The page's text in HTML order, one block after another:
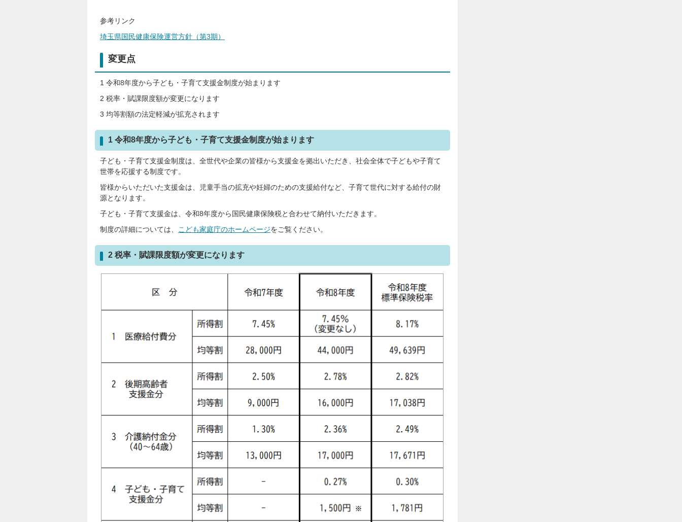
参考リンク
埼玉県国民健康保険運営方針（第3期）
変更点
1 令和8年度から子ども・子育て支援金制度が始まります
2 税率・賦課限度額が変更になります
3 均等割額の法定軽減が拡充されます
1 令和8年度から子ども・子育て支援金制度が始まります
子ども・子育て支援金制度は、全世代や企業の皆様から支援金を拠出いただき、社会全体で子どもや子育て
世帯を応援する制度です。
皆様からいただいた支援金は、児童手当の拡充や妊婦のための支援給付など、子育て世代に対する給付の財
源となります。
子ども・子育て支援金は、令和8年度から国民健康保険税と合わせて納付いただきます。
制度の詳細については、
こども家庭庁のホームページをご覧ください。
2 税率・賦課限度額が変更になります